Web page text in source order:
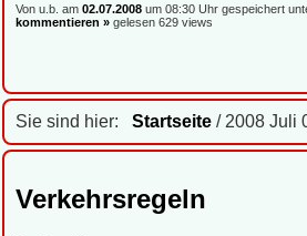
Sie sind hier: Startseite / 2008 Juli
Verkehrsregeln
Von u.b. am 02.07.2008 um 08:30 Uhr gespeichert
kommentieren » gelesen 629 views